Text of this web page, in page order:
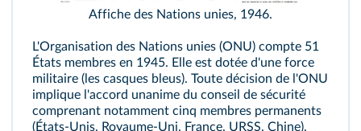
Affiche des Nations unies, 1946.
L'Organisation des Nations unies (ONU) compte 51
États membres en 1945. Elle est dotée d'une force
militaire (les casques bleus). Toute décision de l'ONU
implique l'accord unanime du conseil de sécurité
comprenant notamment cinq membres permanents
(États-Unis, Royaume-Uni, France, URSS, Chine).